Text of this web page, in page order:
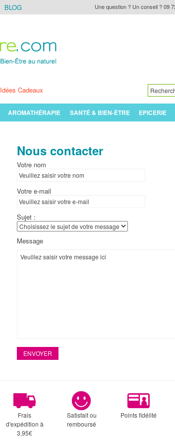
Une question ? Un conseil ? 09
BLOG
Idées Cadeaux
AROMATHÉRAPIE SANTÉ & BIEN-ÊTRE EPICERIE
Nous contacter
Votre nom
Votre e-mail
Sujet :
Message
Frais
d'expédition à
3,95€
Satisfait ou
remboursé
Points fidélité